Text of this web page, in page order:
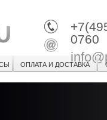
0760
ОПЛАТА И ДОСТАВКА